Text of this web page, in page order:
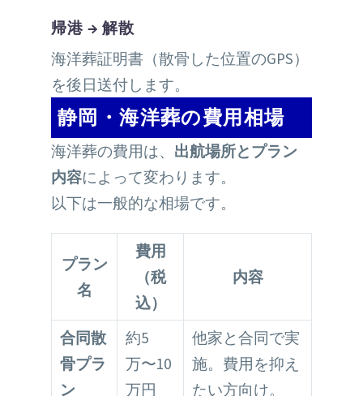
帰港 → 解散
海洋葬証明書（散骨した位置のGPS）
を後日送付します。
静岡・海洋葬の費用相場
海洋葬の費用は、 出航場所とプラン
内容によって変わります。
以下は一般的な相場です。
プラン
名
費用
（税
込）
内容
合同散
骨プラ
ン
約5
万〜10
万円
他家と合同で実
施。費用を抑え
たい方向け。